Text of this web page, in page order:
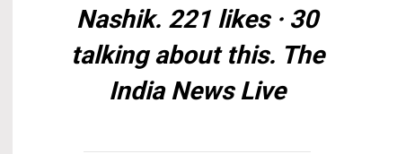
Nashik. 221 likes · 30
talking about this. The
India News Live